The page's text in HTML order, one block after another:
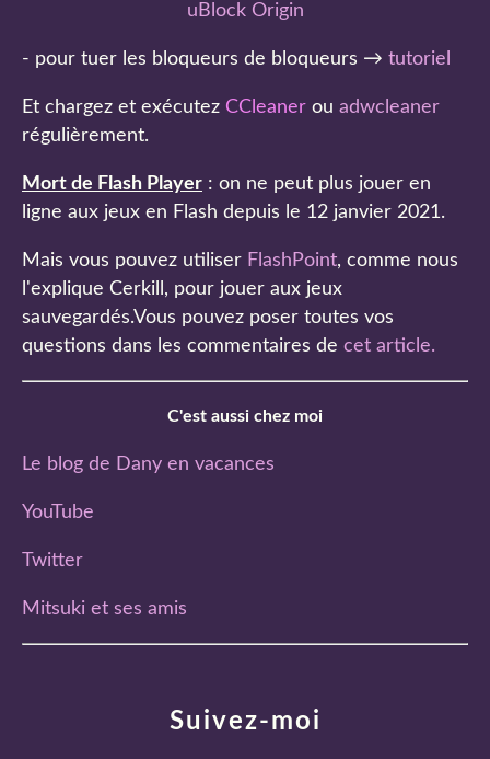
Suivez-moi
uBlock Origin
- pour tuer les bloqueurs de bloqueurs → tutoriel
Et chargez et exécutez CCleaner ou adwcleaner
régulièrement.
Mort de Flash Player : on ne peut plus jouer en
ligne aux jeux en Flash depuis le 12 janvier 2021.
Mais vous pouvez utiliser FlashPoint, comme nous
l'explique Cerkill, pour jouer aux jeux
sauvegardés.Vous pouvez poser toutes vos
questions dans les commentaires de cet article.
C'est aussi chez moi
Le blog de Dany en vacances
YouTube
Twitter
Mitsuki et ses amis